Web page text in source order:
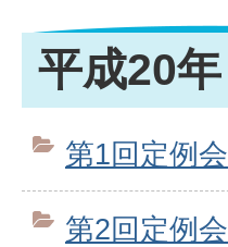
平成20年
第1回定例会
第2回定例会